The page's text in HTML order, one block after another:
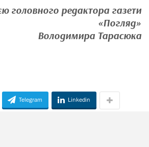
головного редактора газети
«Погляд»
Володимира Тарасюка
Telegram Linkedin